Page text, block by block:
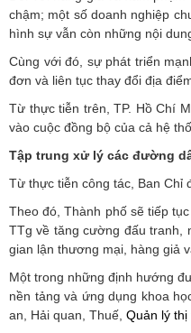
chậm; một số doanh nghiệp
hình sự vẫn còn những nội
Cùng với đó, sự phát triển
đơn và liên tục thay đổi địa
Từ thực tiễn trên, TP. Hồ Chí
vào cuộc đồng bộ của cả hệ
Tập trung xử lý các đường
Từ thực tiễn công tác, Ban Chỉ
Theo đó, Thành phố sẽ tiếp
TTg về tăng cường đấu tranh,
gian lận thương mại, hàng giả
Một trong những định hướng
nền tảng và ứng dụng khoa
an, Hải quan, Thuế, Quản lý